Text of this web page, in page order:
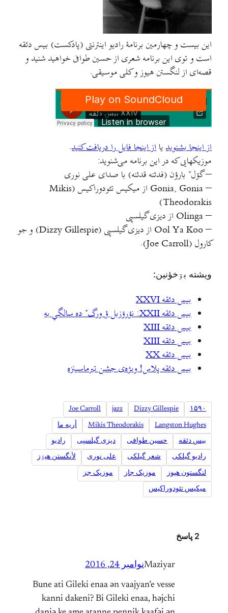
این بیست و چهارمین برنامهٔ رادیو اینترنتی (پادکست) بیس دئقه
است و توی این برنامه شعری از حسین طوافی خواهید شنید و
قصه‌ای از لنگستن هیوز و کلی موسیقی.
از اینجا بشنوید یا از اینجا فایل را دریافت کنید.
موزیکهایی که در این برنامه می‌شنوید:
– گۊلˇ بارؤن (فدئنه قدئنه) با صدای علی نوری
– Gonia, Gonia از میکیس تئودوراکیس (Mikis
Theodorakis)
– Olinga از دیزی گیلسپی
– Ool Ya Koo از دیزی گیلسپی (Dizzy Gillespie) و جو
کارول (Joe Carroll).
ويشته بۊخؤنين:
بیس دئقه XXVI
بيس دئقه XXII: نؤرۊزبل ؤ ورگˇ ده سالگي به
بیس دئقه XIII
بیس دئقه XIII
بیس دئقه XX
بیس دئقه پلاس! ویژه‌ی جشن تیرماسینزه
۱۵۹۰ Dizzy Gillespie
jazz
Joe Carroll
Langston Hughes
Mikis Theodorakis أریه ما
بیس دئقه حسین طوافی دیزی گیلسپی رادیو
رادیو گیلکی شعر گیلکی علی نوری لأنگستن هیۊز
لنگستون هیوز موزیک جاز موزیک جز
میکیس تئودوراکیس
2 پاسخ
Maziyarنوامبر 24, 2016
Bune ati Gileki enaa әn vaajyan’e vesse
kanni dakeni? Bi Gileki enaa, hәjchi